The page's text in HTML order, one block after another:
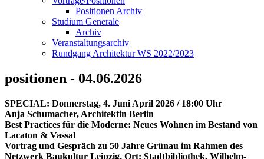
Positionen Archiv
Studium Generale
Archiv
Veranstaltungsarchiv
Rundgang Architektur WS 2022/2023
positionen - 04.06.2026
SPECIAL: Donnerstag, 4. Juni April 2026 / 18:00 Uhr
Anja Schumacher, Architektin Berlin
Best Practices für die Moderne: Neues Wohnen im Bestand von
Lacaton & Vassal
Vortrag und Gespräch zu 50 Jahre Grünau im Rahmen des
Netzwerk Baukultur Leipzig, Ort: Stadtbibliothek, Wilhelm-